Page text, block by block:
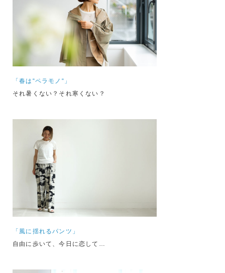
「春は“ペラモノ“」
それ暑くない？それ寒くない？
「風に揺れるパンツ」
自由に歩いて、今日に恋して…